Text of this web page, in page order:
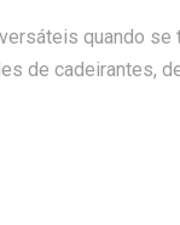
quando
de cadeirantes,